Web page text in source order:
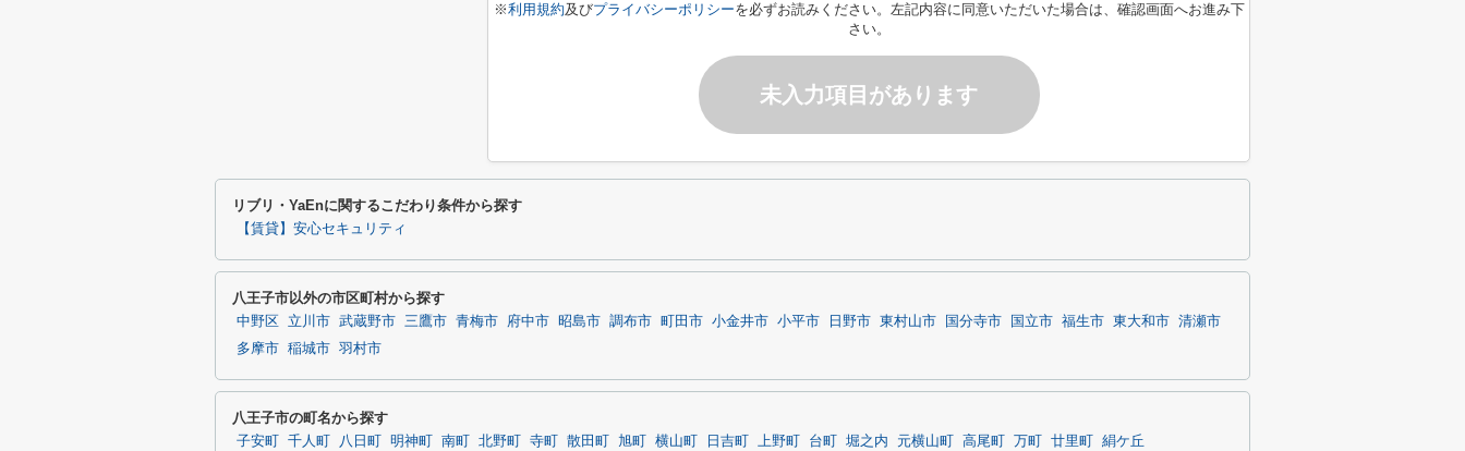
※利用規約及びプライバシーポリシーを必ずお読みください。左記内容に同意いただいた場合は、確認画面へお進み下
さい。
未入力項目があります
リブリ・YaEnに関するこだわり条件から探す
【賃貸】安心セキュリティ
八王子市以外の市区町村から探す
中野区 立川市 武蔵野市 三鷹市 青梅市 府中市 昭島市 調布市 町田市 小金井市 小平市 日野市 東村山市 国分寺市 国立市 福生市 東大和市 清瀬市
多摩市 稲城市 羽村市
八王子市の町名から探す
子安町 千人町 八日町 明神町 南町 北野町 寺町 散田町 旭町 横山町 日吉町 上野町 台町 堀之内 元横山町 高尾町 万町 廿里町 絹ケ丘